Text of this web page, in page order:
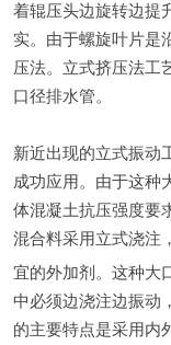
着辊压头边旋转边提
实。由于螺旋叶片是
压法。立式挤压法工
口径排水管。
新近出现的立式振动
成功应用。由于这种
体混凝土抗压强度要
混合料采用立式浇注
宜的外加剂。这种大
中必须边浇注边振动
的主要特点是采用内